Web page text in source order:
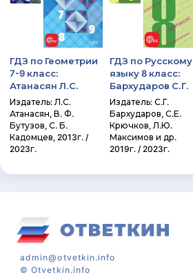
ГДЗ по Геометрии
7-9 класс:
Атанасян Л.С.
Издатель: Л.С.
Атанасян, В. Ф.
Бутузов, С. Б.
Кадомцев, 2013г. /
2023г.
ГДЗ по Русскому
языку 8 класс:
Бархударов С.Г.
Издатель: С.Г.
Бархударов, С.Е.
Крючков, Л.Ю.
Максимов и др.
2019г. / 2023г.
admin@otvetkin.info
©Otvetkin.info